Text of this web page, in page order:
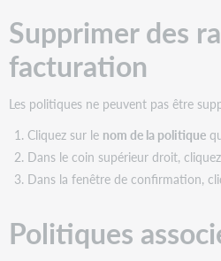
Supprimer des
facturation
Les politiques ne peuvent pas être
Cliquez sur le nom de la politique
Dans le coin supérieur droit,
Dans la fenêtre de confirmation,
Politiques